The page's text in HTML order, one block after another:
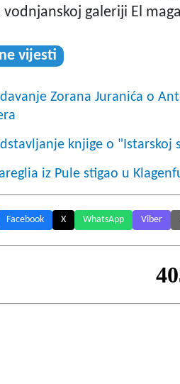
galeriji El
vijesti
Zorana Juranića o
knjige o
iz Pule stigao u
Facebook X WhatsApp Viber